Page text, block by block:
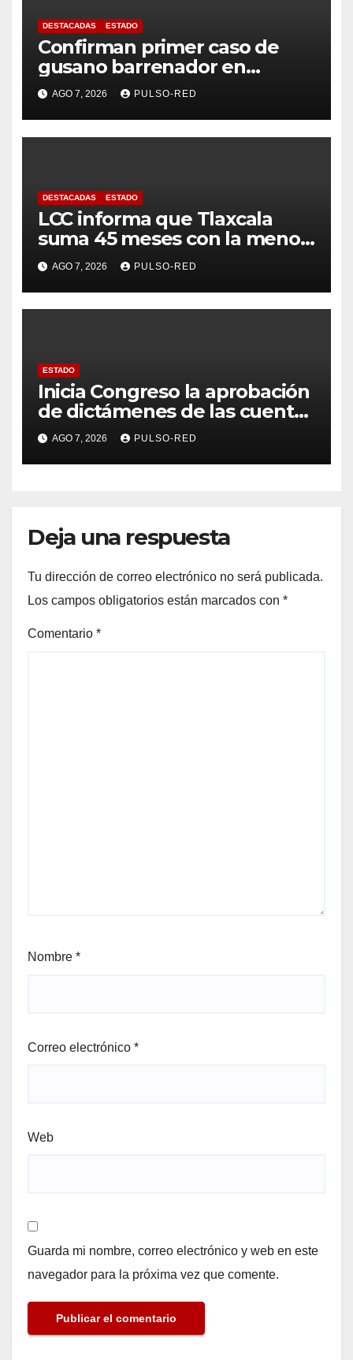
DESTACADAS ESTADO
Confirman primer caso de
gusano barrenador en
humano en Tlaxcala
AGO 7, 2026 PULSO-RED
DESTACADAS ESTADO
LCC informa que Tlaxcala
suma 45 meses con la menor
tasa de delitos en el país
AGO 7, 2026 PULSO-RED
ESTADO
Inicia Congreso la aprobación
de dictámenes de las cuentas
públicas de entes
fiscalizables del ejercicio
fiscal 2025
AGO 7, 2026 PULSO-RED
Deja una respuesta
Tu dirección de correo electrónico no será publicada.
Los campos obligatorios están marcados con *
Comentario *
Nombre *
Correo electrónico *
Web
Guarda mi nombre, correo electrónico y web en este
navegador para la próxima vez que comente.